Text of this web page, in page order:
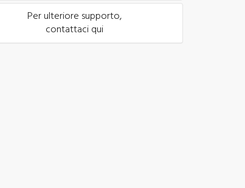
Per ulteriore supporto,
contattaci qui